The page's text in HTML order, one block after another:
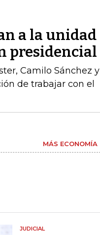
a la unidad
presidencial
Camilo Sánchez y
de trabajar con el
MÁS ECONOMÍA
JUDICIAL